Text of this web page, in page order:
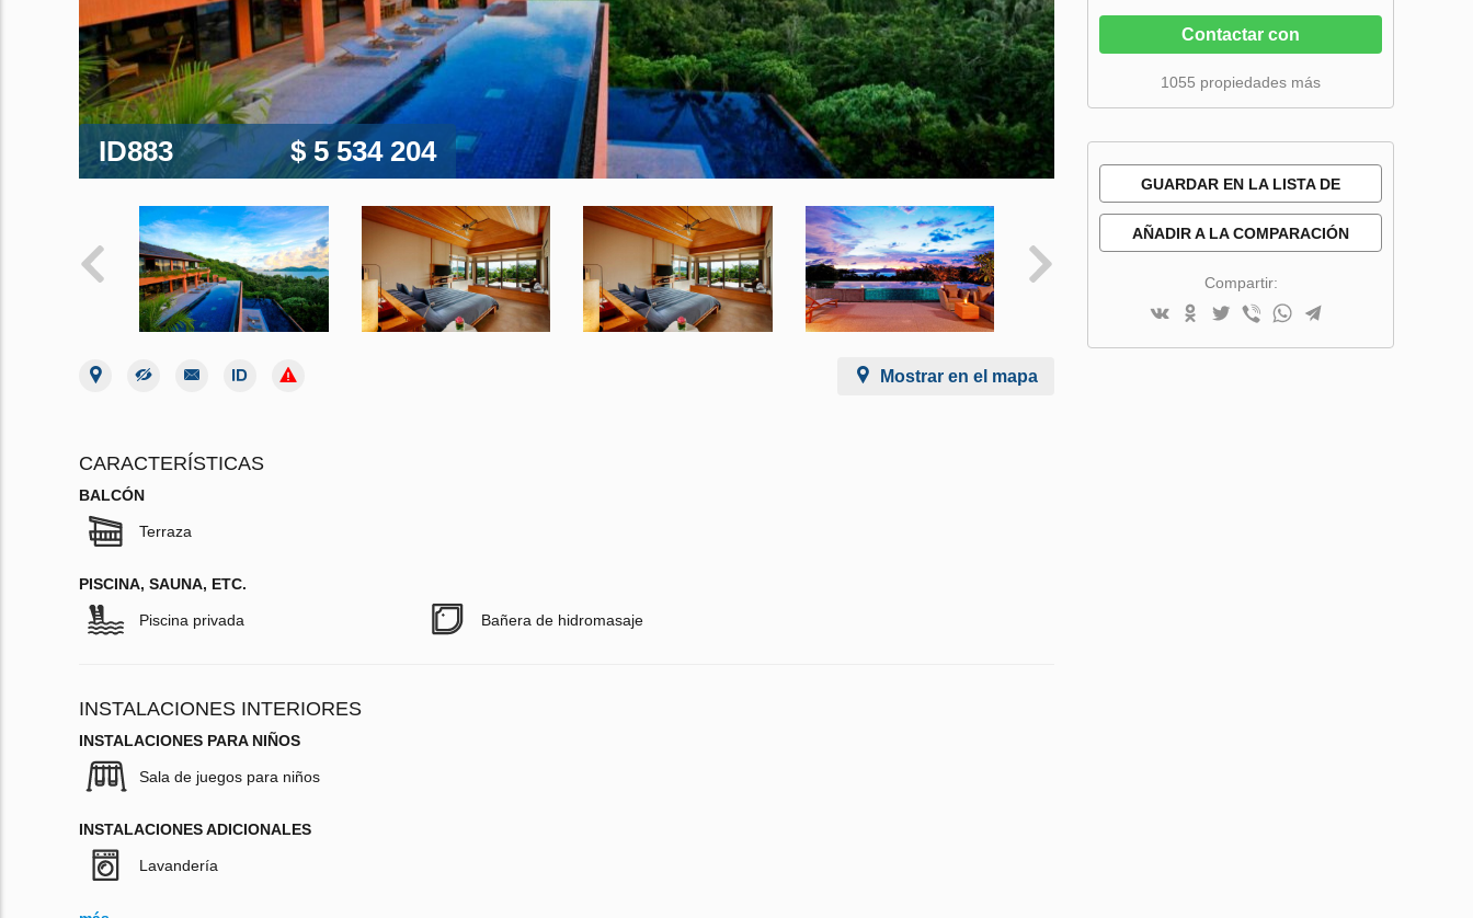
ID883 $ 5 534 204
Mostrar en el mapa
CARACTERÍSTICAS
BALCÓN
Terraza
PISCINA, SAUNA, ETC.
Piscina privada Bañera de hidromasaje
INSTALACIONES INTERIORES
INSTALACIONES PARA NIÑOS
Sala de juegos para niños
INSTALACIONES ADICIONALES
Lavandería
Contactar con
1055 propiedades más
GUARDAR EN LA LISTA DE
AÑADIR A LA COMPARACIÓN
Compartir: